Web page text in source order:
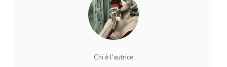
Chi è l'autrice